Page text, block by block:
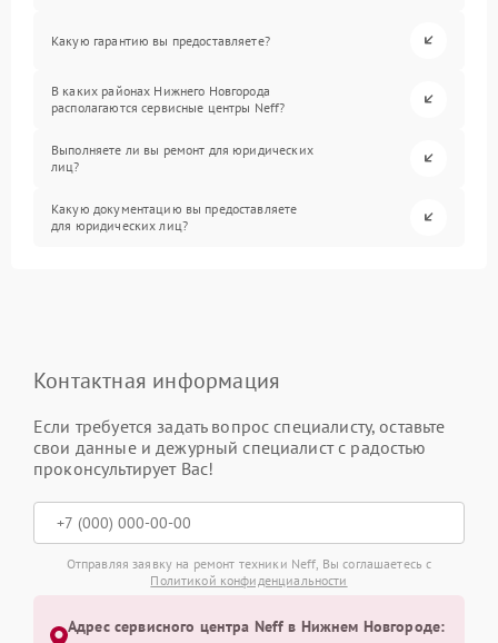
Какую гарантию вы предоставляете?
В каких районах Нижнего Новгорода
располагаются сервисные центры Neff?
Выполняете ли вы ремонт для юридических
лиц?
Какую документацию вы предоставляете
для юридических лиц?
Контактная информация
Если требуется задать вопрос специалисту, оставьте
свои данные и дежурный специалист с радостью
проконсультирует Вас!
Отправляя заявку на ремонт техники Neff, Вы соглашаетесь с
Политикой конфиденциальности
Адрес сервисного центра Neff в Нижнем Новгороде: